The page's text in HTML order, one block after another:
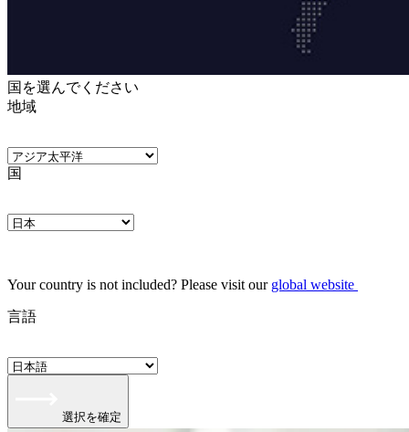
国を選んでください
地域
国
Your country is not included? Please visit our global website
言語
選択を確定